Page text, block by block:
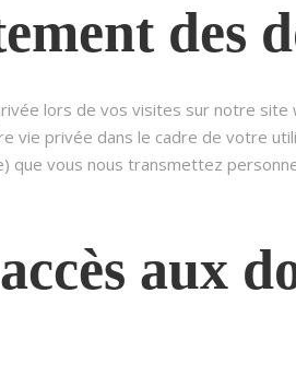
des
lors de vos visites sur notre site
privée dans le cadre de votre
que vous nous transmettez
aux